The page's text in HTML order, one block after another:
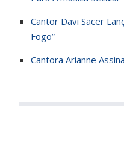
Cantor Davi Sacer
Fogo”
Cantora Arianne